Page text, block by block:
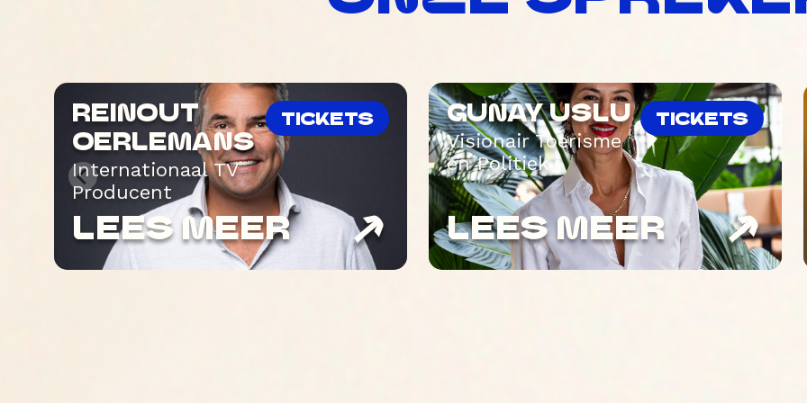
REINOUT
OERLEMANS
Internationaal TV
Producent
TICKETS
LEES MEER
GUNAY USLU
Visionair Toerisme
en Politiek
TICKETS
LEES MEER